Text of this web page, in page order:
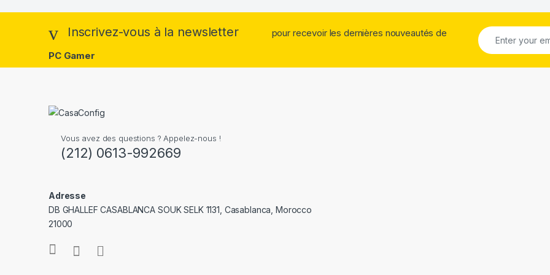
Inscrivez-vous à la newsletter
pour recevoir les dernières nouveautés de
PC Gamer
Vous avez des questions ? Appelez-nous !
(212) 0613-992669
Adresse
DB GHALLEF CASABLANCA SOUK SELK 1131, Casablanca, Morocco
21000